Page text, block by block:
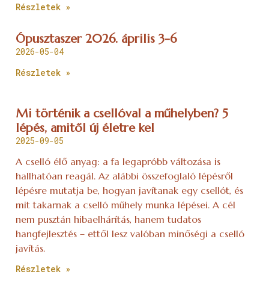
Részletek »
Ópusztaszer 2026. április 3-6
2026-05-04
Részletek »
Mi történik a csellóval a műhelyben? 5
lépés, amitől új életre kel
2025-09-05
A cselló élő anyag: a fa legapróbb változása is
hallhatóan reagál. Az alábbi összefoglaló lépésről
lépésre mutatja be, hogyan javítanak egy csellót, és
mit takarnak a cselló műhely munka lépései. A cél
nem pusztán hibaelhárítás, hanem tudatos
hangfejlesztés – ettől lesz valóban minőségi a cselló
javítás.
Részletek »